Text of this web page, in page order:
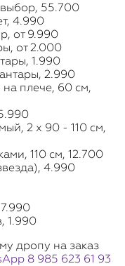
выбор, 55.700
4.990
от 9.990
от 2.000
1.990
2.990
плече, 60 см,
2 х 90 - 110 см,
110 см, 12.700
4.990
1.990
дропу на заказ
8 985 623 61 93